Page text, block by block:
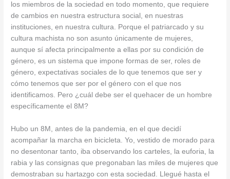
los miembros de la sociedad en todo momento, que requiere
de cambios en nuestra estructura social, en nuestras
instituciones, en nuestra cultura. Porque el patriarcado y su
cultura machista no son asunto únicamente de mujeres,
aunque sí afecta principalmente a ellas por su condición de
género, es un sistema que impone formas de ser, roles de
género, expectativas sociales de lo que tenemos que ser y
cómo tenemos que ser por el género con el que nos
identificamos. Pero ¿cuál debe ser el quehacer de un hombre
específicamente el 8M?
Hubo un 8M, antes de la pandemia, en el que decidí
acompañar la marcha en bicicleta. Yo, vestido de morado para
no desentonar tanto, iba observando los carteles, la euforia, la
rabia y las consignas que pregonaban las miles de mujeres que
demostraban su hartazgo con esta sociedad. Llegué hasta el